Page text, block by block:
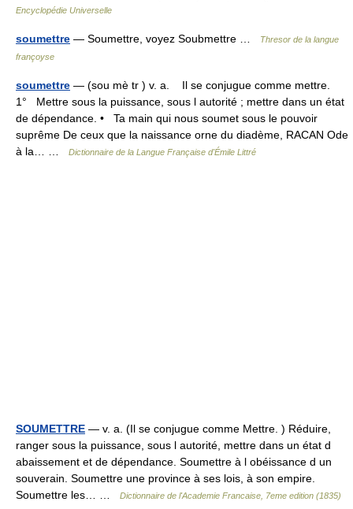
Encyclopédie Universelle
soumettre — Soumettre, voyez Soubmettre …
Thresor de la langue
françoyse
soumettre — (sou mè tr ) v. a. Il se conjugue comme mettre.
1° Mettre sous la puissance, sous l autorité ; mettre dans un état
de dépendance. • Ta main qui nous soumet sous le pouvoir
suprême De ceux que la naissance orne du diadème, RACAN Ode
à la… …
Dictionnaire de la Langue Française d'Émile Littré
SOUMETTRE — v. a. (Il se conjugue comme Mettre. ) Réduire,
ranger sous la puissance, sous l autorité, mettre dans un état d
abaissement et de dépendance. Soumettre à l obéissance d un
souverain. Soumettre une province à ses lois, à son empire.
Soumettre les… …
Dictionnaire de l'Academie Francaise, 7eme edition (1835)